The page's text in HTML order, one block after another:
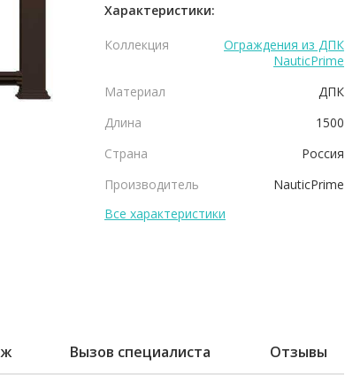
Характеристики:
Коллекция
Ограждения из ДПК
NauticPrime
Материал
ДПК
Длина
1500
Страна
Россия
Производитель
NauticPrime
Все характеристики
Вызов специалиста Отзывы